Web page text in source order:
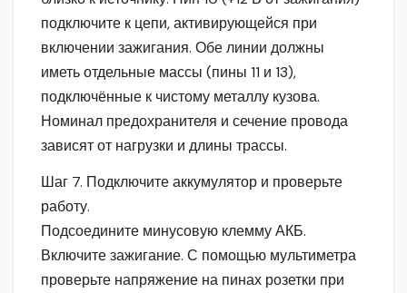
подключите к цепи, активирующейся при
включении зажигания. Обе линии должны
иметь отдельные массы (пины 11 и 13),
подключённые к чистому металлу кузова.
Номинал предохранителя и сечение провода
зависят от нагрузки и длины трассы.
Шаг 7. Подключите аккумулятор и проверьте
работу.
Подсоедините минусовую клемму АКБ.
Включите зажигание. С помощью мультиметра
проверьте напряжение на пинах розетки при